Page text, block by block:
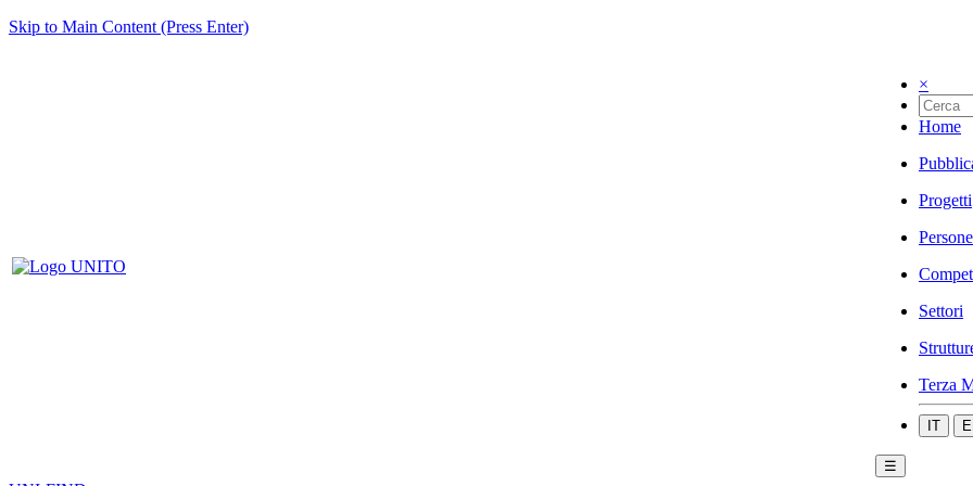
Skip to Main Content (Press Enter)
×
Home
Progetti
Persone
Settori
Terza
IT
☰